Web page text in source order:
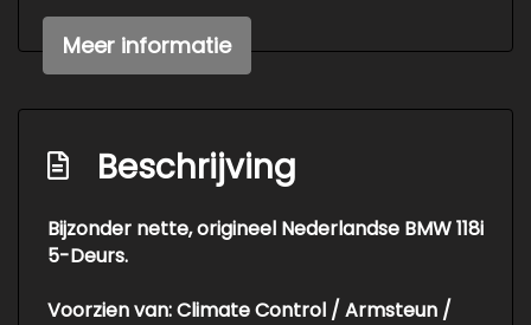
Achterruitwisser
Buitenspiegels elektrisch verstelbaar
Centr. deurvergr. met a.b. en
Getint glas
Meer informatie
Beschrijving
Bijzonder nette, origineel Nederlandse BMW 118i
5-Deurs.
Voorzien van: Climate Control / Armsteun /